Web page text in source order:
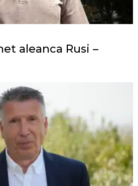
aleanca Rusi –